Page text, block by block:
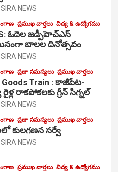
SIRA NEWS
ప్రముఖ వార్తలు విద్య & ఉద్యోగము
ఓదెల జ‌డ్పీహెచ్ఎస్
బాలల దినోత్సవం
SIRA NEWS
ప్రజా సమస్యలు ప్రముఖ వార్తలు
Goods Train : కాజీపేట-
రాకపోకలకు గ్రీన్ సిగ్నల్
SIRA NEWS
ప్రజా సమస్యలు ప్రముఖ వార్తలు
కులగణన సర్వే
SIRA NEWS
ప్రముఖ వార్తలు విద్య & ఉద్యోగము